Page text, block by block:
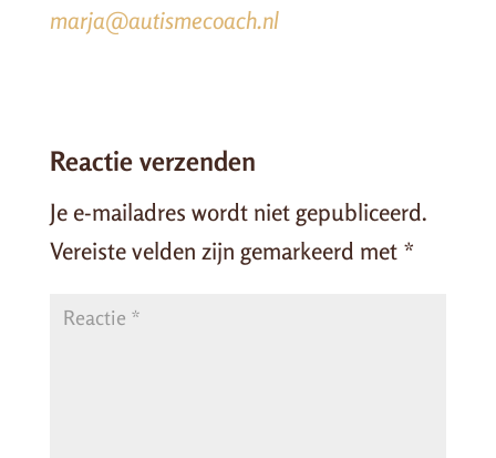
marja@autismecoach.nl
Reactie verzenden
Je e-mailadres wordt niet gepubliceerd.
Vereiste velden zijn gemarkeerd met *